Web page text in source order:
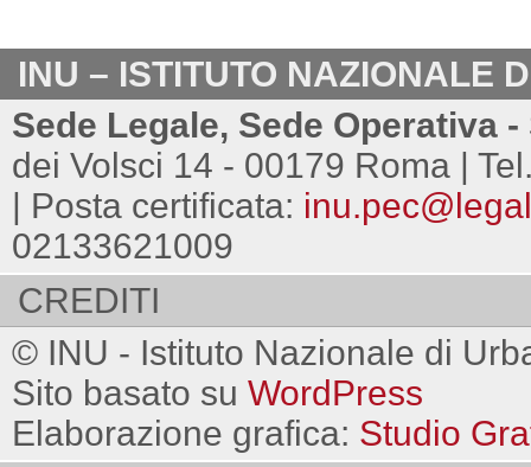
INU – ISTITUTO NAZIONALE
Sede Legale, Sede Operativa
dei Volsci 14 - 00179 Roma |
| Posta certificata:
02133621009
CREDITI
© INU - Istituto Nazionale di
Sito basato su WordPress
Elaborazione grafica: Studio